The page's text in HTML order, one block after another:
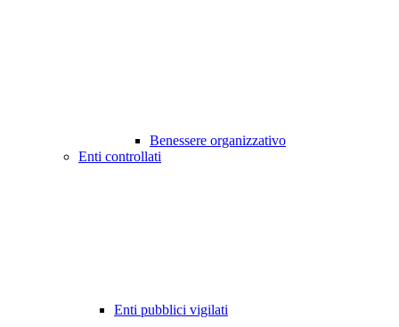
Benessere organizzativo
Enti controllati
Enti pubblici vigilati